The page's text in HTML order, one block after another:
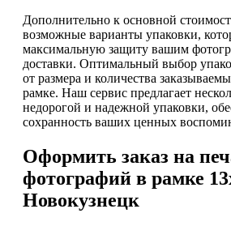
Дополнительно к основной
возможные варианты упаковки,
максимальную защиту вашим
доставки. Оптимальный выбор
от размера и количества
рамке. Наш сервис предлагает
недорогой и надежной упаковки,
сохранность ваших ценных
Оформить заказ на
фотографий в рамке
Новокузнецк